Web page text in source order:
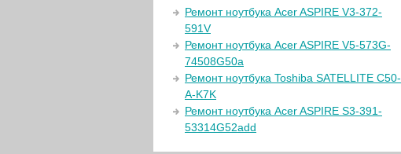
Ремонт ноутбука Acer ASPIRE V3-372-
591V
Ремонт ноутбука Acer ASPIRE V5-573G-
74508G50a
Ремонт ноутбука Toshiba SATELLITE C50-
A-K7K
Ремонт ноутбука Acer ASPIRE S3-391-
53314G52add